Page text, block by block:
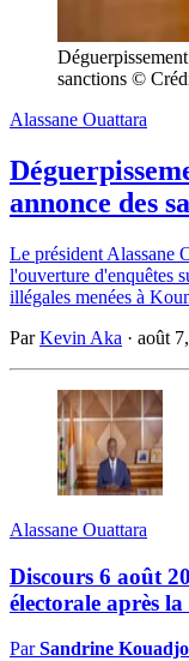
sanctions ©
Alassane Ouattara
annonce des
Le président Alassane
l'ouverture d'enquêtes
illégales menées à
ParKevin Aka · août
Alassane Ouattara
Discours 6 août
électorale après
ParSandrine Kouadjo